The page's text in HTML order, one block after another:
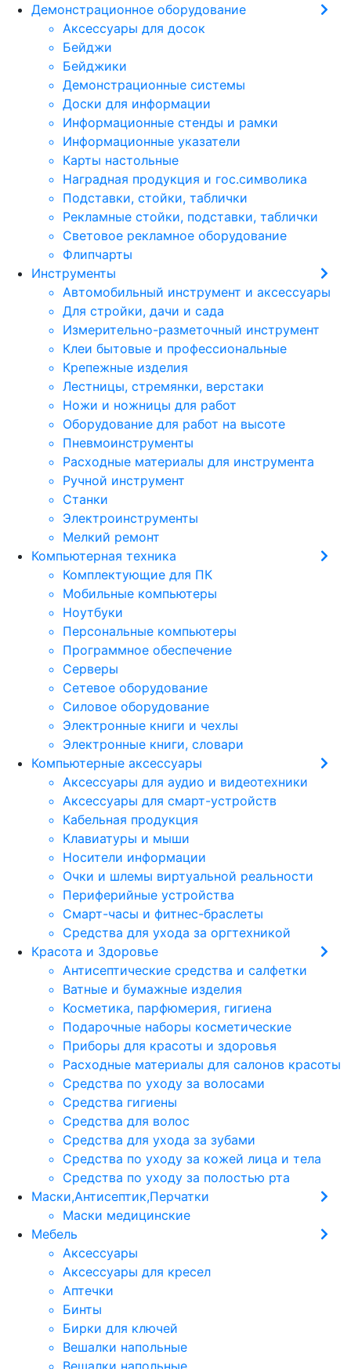
Демонстрационное оборудование
Аксессуары для досок
Бейджи
Бейджики
Демонстрационные системы
Доски для информации
Информационные стенды и рамки
Информационные указатели
Карты настольные
Наградная продукция и гос.символика
Подставки, стойки, таблички
Рекламные стойки, подставки, таблички
Световое рекламное оборудование
Флипчарты
Инструменты
Автомобильный инструмент и аксессуары
Для стройки, дачи и сада
Измерительно-разметочный инструмент
Клеи бытовые и профессиональные
Крепежные изделия
Лестницы, стремянки, верстаки
Ножи и ножницы для работ
Оборудование для работ на высоте
Пневмоинструменты
Расходные материалы для инструмента
Ручной инструмент
Станки
Электроинструменты
Мелкий ремонт
Компьютерная техника
Комплектующие для ПК
Мобильные компьютеры
Ноутбуки
Персональные компьютеры
Программное обеспечение
Серверы
Сетевое оборудование
Силовое оборудование
Электронные книги и чехлы
Электронные книги, словари
Компьютерные аксессуары
Аксессуары для аудио и видеотехники
Аксессуары для смарт-устройств
Кабельная продукция
Клавиатуры и мыши
Носители информации
Очки и шлемы виртуальной реальности
Периферийные устройства
Смарт-часы и фитнес-браслеты
Средства для ухода за оргтехникой
Красота и Здоровье
Антисептические средства и салфетки
Ватные и бумажные изделия
Косметика, парфюмерия, гигиена
Подарочные наборы косметические
Приборы для красоты и здоровья
Расходные материалы для салонов красоты
Средства по уходу за волосами
Средства гигиены
Средства для волос
Средства для ухода за зубами
Средства по уходу за кожей лица и тела
Средства по уходу за полостью рта
Маски,Антисептик,Перчатки
Маски медицинские
Мебель
Аксессуары
Аксессуары для кресел
Аптечки
Бинты
Бирки для ключей
Вешалки напольные
Вешалки напольные